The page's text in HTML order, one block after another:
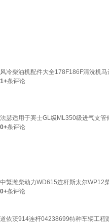
风冷柴油机配件大全178F186F清洗机
1+条评论
法瑟适用于宾士GL级ML350级进气支
0+条评论
中繁潍柴动力WD615连杆斯太尔WP12
0+条评论
道依茨914连杆04238699特种车辆工程